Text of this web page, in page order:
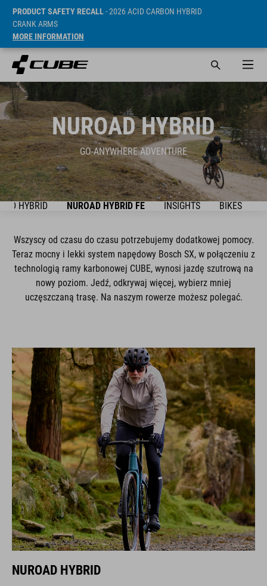
PRODUCT SAFETY RECALL- 2026 ACID CARBON HYBRID
CRANK ARMS
MORE INFORMATION
NUROAD HYBRID
GO-ANYWHERE ADVENTURE
HYBRID NUROAD HYBRID FE INSIGHTS BIKES
Wszyscy od czasu do czasu potrzebujemy dodatkowej pomocy.
Teraz mocny i lekki system napędowy Bosch SX, w połączeniu z
technologią ramy karbonowej CUBE, wynosi jazdę szutrową na
nowy poziom. Jedź, odkrywaj więcej, wybierz mniej
uczęszczaną trasę. Na naszym rowerze możesz polegać.
NUROAD HYBRID